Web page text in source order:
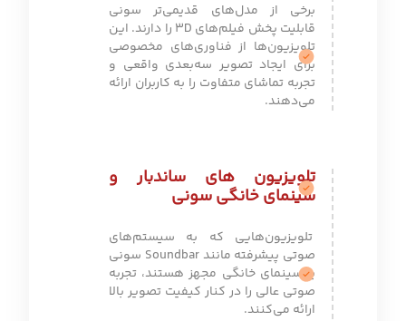
برخی از مدل‌های قدیمی‌تر سونی
قابلیت پخش فیلم‌های 3D را دارند. این
تلویزیون‌ها از فناوری‌های مخصوصی
برای ایجاد تصویر سه‌بعدی واقعی و
تجربه تماشای متفاوت را به کاربران ارائه
می‌دهند.
تلویزیون های ساندبار و
سینمای خانگی سونی
تلویزیون‌هایی که به سیستم‌های
صوتی پیشرفته مانند Soundbar سونی
یا سینمای خانگی مجهز هستند، تجربه
صوتی عالی را در کنار کیفیت تصویر بالا
ارائه می‌کنند.